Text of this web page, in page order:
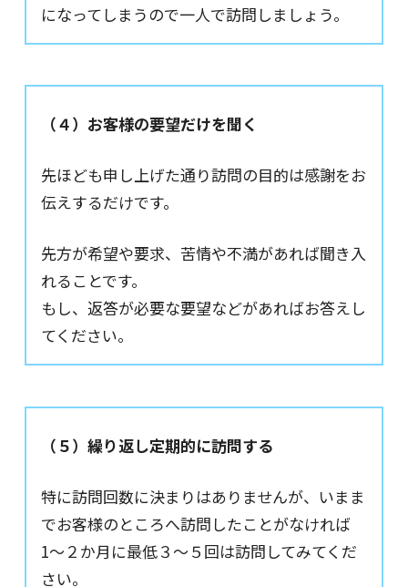
になってしまうので一人で訪問しましょう。
（４）お客様の要望だけを聞く
先ほども申し上げた通り訪問の目的は感謝をお
伝えするだけです。
先方が希望や要求、苦情や不満があれば聞き入
れることです。
もし、返答が必要な要望などがあればお答えし
てください。
（５）繰り返し定期的に訪問する
特に訪問回数に決まりはありませんが、いまま
でお客様のところへ訪問したことがなければ
1〜２か月に最低３〜５回は訪問してみてくだ
さい。